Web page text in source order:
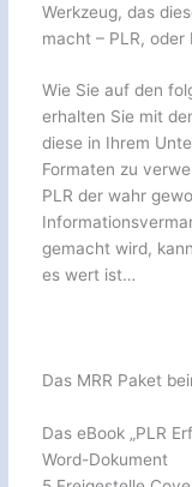
Werkzeug, das
macht – PLR, oder
Wie Sie auf den
erhalten Sie mit
diese in Ihrem
Formaten zu
PLR der wahr
gemacht wird,
es wert ist…
Das MRR Paket
Das eBook „PLR
Word-Dokument